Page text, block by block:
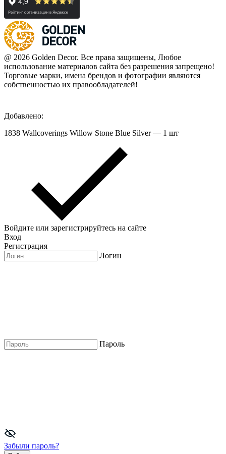
@ 2026 Golden Decor. Все права защищены, Любое
использование материалов сайта без разрешения запрещено!
Торговые марки, имена брендов и фотографии являются
собственностью их правообладателей!
Добавлено:
1838 Wallcoverings Willow Stone Blue Silver — 1 шт
Войдите или зарегистрируйтесь на сайте
Вход
Регистрация
Логин
Пароль
Забыли пароль?